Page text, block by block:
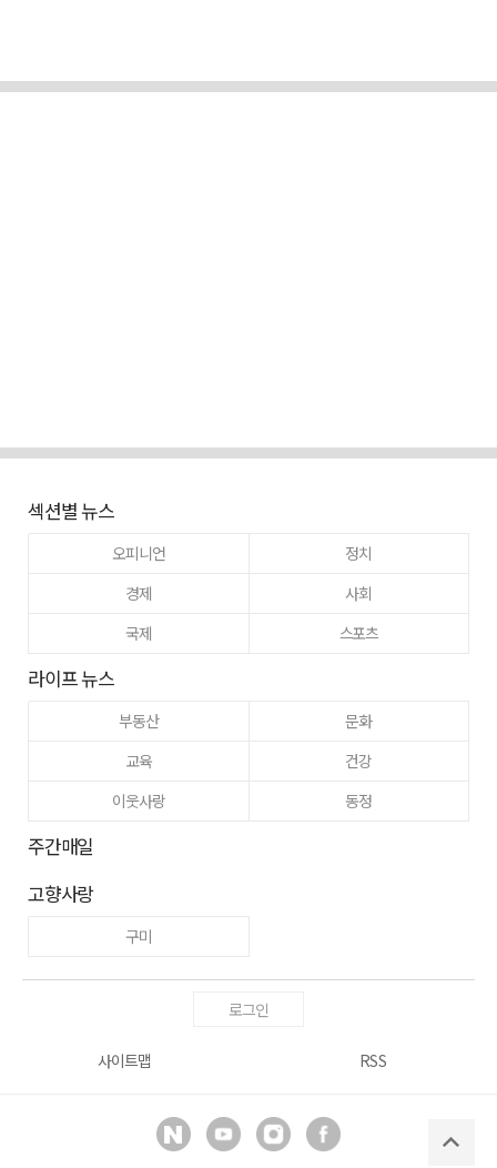
섹션별 뉴스
오피니언
정치
경제
사회
국제
스포츠
라이프 뉴스
부동산
문화
교육
건강
이웃사랑
동정
주간매일
고향사랑
구미
로그인
사이트맵 RSS